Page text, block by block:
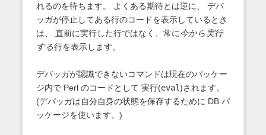
れるのを待ちます。 よくある期待とは逆に、 デバ
ッガが停止してある行のコードを表示しているとき
は、 直前に実行した行ではなく、常に今から実行
する行を表示します。
デバッガが認識できないコマンドは現在のパッケー
ジ内で Perl のコードとして 実行(eval)されます。
(デバッガは自分自身の状態を保存するために DB パ
ッケージを使います。)